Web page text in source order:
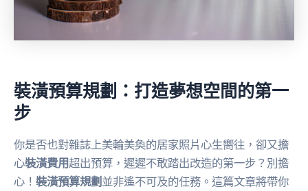
裝潢預算規劃：打造夢想空間的第一
步
你是否也對雜誌上美輪美奐的居家照片心生嚮往，卻又擔
心裝潢費用超出預算，遲遲不敢踏出改造的第一步？別擔
心！ 裝潢預算規劃 並非遙不可及的任務。這篇文章將帶你